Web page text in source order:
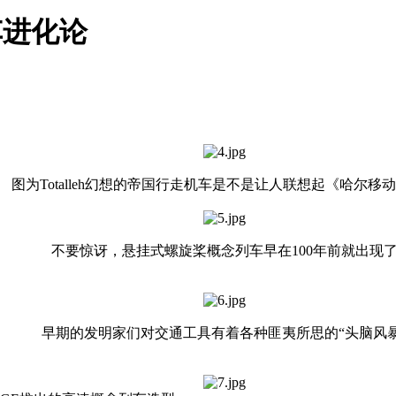
化论
图为Totalleh幻想的帝国行走机车是不是让人联想起《哈尔移动
不要惊讶，悬挂式螺旋桨概念列车早在100年前就出现了
早期的发明家们对交通工具有着各种匪夷所思的“头脑风